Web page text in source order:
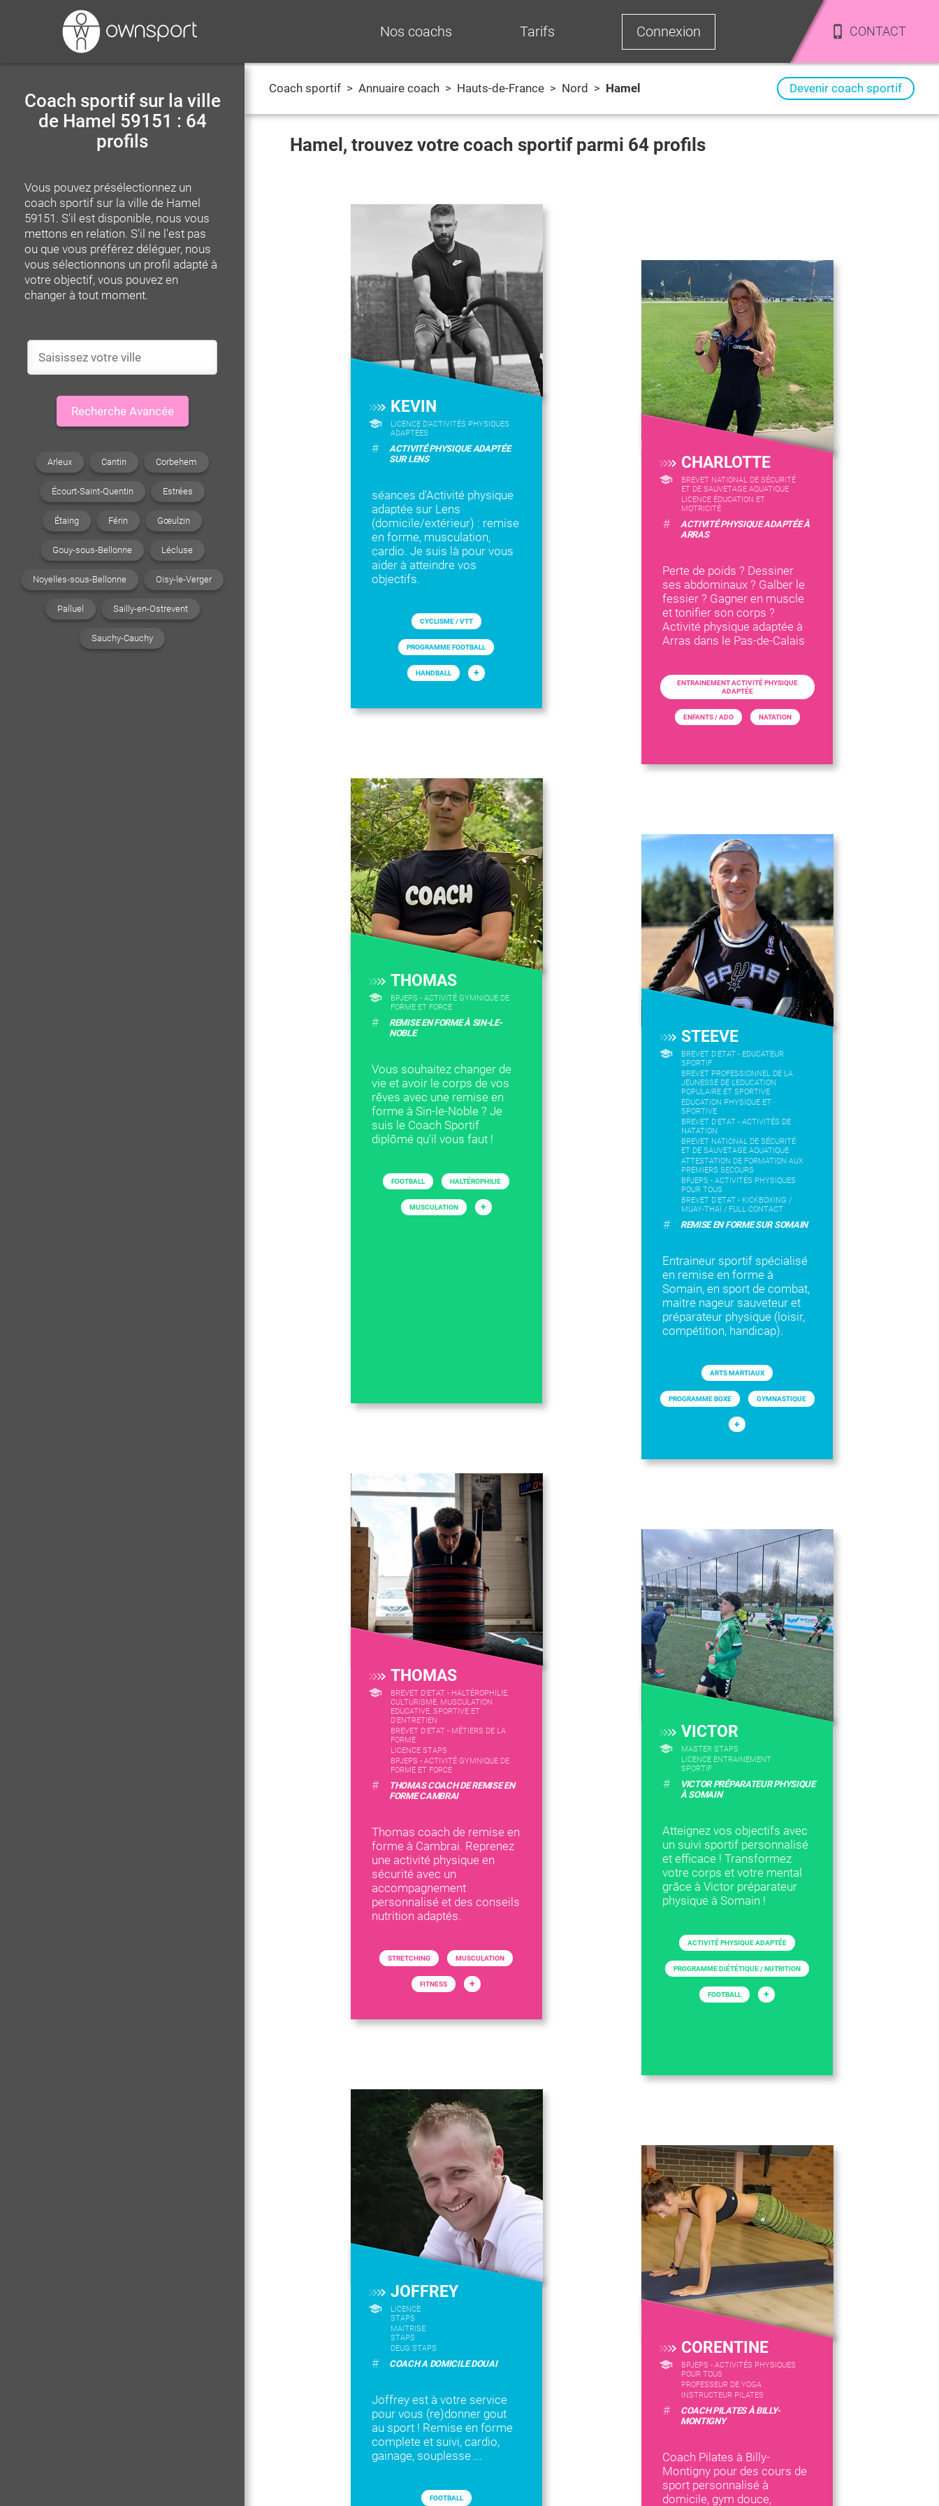
Nos coachs Tarifs Connexion CONTACT
Coach sportif sur la ville
de Hamel 59151 : 64
profils
Vous pouvez présélectionnez un
coach sportif sur la ville de Hamel
59151 . S'il est disponible, nous vous
mettons en relation. S'il ne l'est pas
ou que vous préférez déléguer, nous
vous sélectionnons un profil adapté à
votre objectif, vous pouvez en
changer à tout moment.
Recherche Avancée
Arleux Cantin Corbehem
Écourt-Saint-Quentin Estrées
Étaing Férin Gœulzin
Gouy-sous-Bellonne Lécluse
Noyelles-sous-Bellonne Oisy-le-Verger
Palluel Sailly-en-Ostrevent
Sauchy-Cauchy
Coach sportif > Annuaire coach > Hauts-de-France > Nord > Hamel Devenir coach sportif
Hamel , trouvez votre coach sportif parmi 64 profils
KEVIN
LICENCE D’ACTIVITÉS PHYSIQUES
ADAPTÉES
#
ACTIVITÉ PHYSIQUE ADAPTÉE
SUR LENS
séances d'Activité physique
adaptée sur Lens
(domicile/extérieur) : remise
en forme, musculation,
cardio. Je suis là pour vous
aider à atteindre vos
objectifs.
CYCLISME / VTT
PROGRAMME FOOTBALL
HANDBALL +
CHARLOTTE
BREVET NATIONAL DE SÉCURITÉ
ET DE SAUVETAGE AQUATIQUE
LICENCE ÉDUCATION ET
MOTRICITÉ
#
ACTIVITÉ PHYSIQUE ADAPTÉE À
ARRAS
Perte de poids ? Dessiner
ses abdominaux ? Galber le
fessier ? Gagner en muscle
et tonifier son corps ?
Activité physique adaptée à
Arras dans le Pas-de-Calais
ENTRAINEMENT ACTIVITÉ PHYSIQUE
ADAPTÉE
ENFANTS / ADO NATATION
THOMAS
BPJEPS - ACTIVITÉ GYMNIQUE DE
FORME ET FORCE
#
REMISE EN FORME À SIN-LE-
NOBLE
Vous souhaitez changer de
vie et avoir le corps de vos
rêves avec une remise en
forme à Sin-le-Noble ? Je
suis le Coach Sportif
diplômé qu'il vous faut !
FOOTBALL HALTÉROPHILIE
MUSCULATION +
STEEVE
BREVET D'ETAT - EDUCATEUR
SPORTIF
BREVET PROFESSIONNEL DE LA
JEUNESSE DE L'EDUCATION
POPULAIRE ET SPORTIVE
EDUCATION PHYSIQUE ET
SPORTIVE
BREVET D'ETAT - ACTIVITÉS DE
NATATION
BREVET NATIONAL DE SÉCURITÉ
ET DE SAUVETAGE AQUATIQUE
ATTESTATION DE FORMATION AUX
PREMIERS SECOURS
BPJEPS - ACTIVITÉS PHYSIQUES
POUR TOUS
BREVET D'ETAT - KICKBOXING /
MUAY-THAÏ / FULL CONTACT
# REMISE EN FORME SUR SOMAIN
Entraineur sportif spécialisé
en remise en forme à
Somain, en sport de combat,
maitre nageur sauveteur et
préparateur physique (loisir,
compétition, handicap).
ARTS MARTIAUX
PROGRAMME BOXE GYMNASTIQUE
+
THOMAS
BREVET D'ETAT - HALTÉROPHILIE,
CULTURISME, MUSCULATION
EDUCATIVE, SPORTIVE ET
D'ENTRETIEN
BREVET D'ETAT - MÉTIERS DE LA
FORME
LICENCE STAPS
BPJEPS - ACTIVITÉ GYMNIQUE DE
FORME ET FORCE
#
THOMAS COACH DE REMISE EN
FORME CAMBRAI
Thomas coach de remise en
forme à Cambrai. Reprenez
une activité physique en
sécurité avec un
accompagnement
personnalisé et des conseils
nutrition adaptés.
STRETCHING MUSCULATION
FITNESS +
VICTOR
MASTER STAPS
LICENCE ENTRAINEMENT
SPORTIF
#
VICTOR PRÉPARATEUR PHYSIQUE
À SOMAIN
Atteignez vos objectifs avec
un suivi sportif personnalisé
et efficace ! Transformez
votre corps et votre mental
grâce à Victor préparateur
physique à Somain !
ACTIVITÉ PHYSIQUE ADAPTÉE
PROGRAMME DIÉTÉTIQUE / NUTRITION
FOOTBALL +
JOFFREY
LICENCE
STAPS
MAITRISE
STAPS
DEUG STAPS
# COACH A DOMICILE DOUAI
Joffrey est à votre service
pour vous (re)donner gout
au sport ! Remise en forme
complete et suivi, cardio,
gainage, souplesse ...
FOOTBALL
CORENTINE
BPJEPS - ACTIVITÉS PHYSIQUES
POUR TOUS
PROFESSEUR DE YOGA
INSTRUCTEUR PILATES
#
COACH PILATES À BILLY-
MONTIGNY
Coach Pilates à Billy-
Montigny pour des cours de
sport personnalisé à
domicile, gym douce,